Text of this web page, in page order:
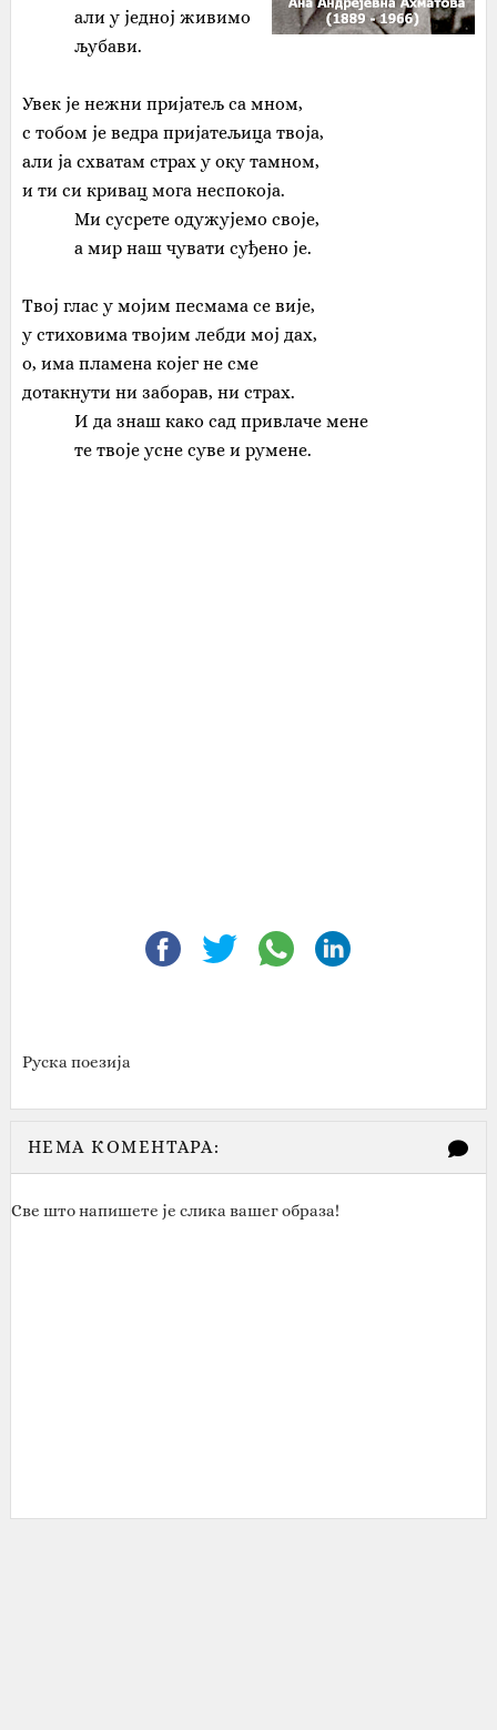
али у једној живимо
љубави.
Увек је нежни пријатељ са мном,
с тобом је ведра пријатељица твоја,
али ја схватам страх у оку тамном,
и ти си кривац мога неспокоја.
Ми сусрете одужујемо своје,
а мир наш чувати суђено је.
Твој глас у мојим песмама се вије,
у стиховима твојим лебди мој дах,
о, има пламена којег не сме
дотакнути ни заборав, ни страх.
И да знаш како сад привлаче мене
те твоје усне суве и румене.
Руска поезија
НЕМА КОМЕНТАРА:
Све што напишете је слика вашег образа!